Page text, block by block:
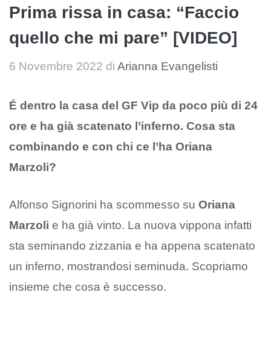
Prima rissa in casa: “Faccio
quello che mi pare” [VIDEO]
6 Novembre 2022 di Arianna Evangelisti
É dentro la casa del GF Vip da poco più di 24
ore e ha già scatenato l’inferno. Cosa sta
combinando e con chi ce l’ha Oriana
Marzoli?
Alfonso Signorini ha scommesso su Oriana
Marzoli e ha già vinto. La nuova vippona infatti
sta seminando zizzania e ha appena scatenato
un inferno, mostrandosi seminuda. Scopriamo
insieme che cosa è successo.